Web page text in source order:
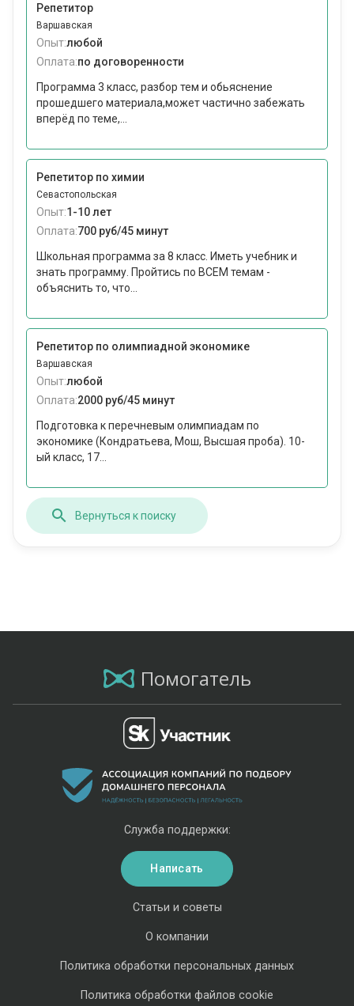
Репетитор
Варшавская
Опыт:любой
Оплата:по договоренности
Программа 3 класс, разбор тем и обьяснение
прошедшего материала,может частично забежать
вперёд по теме,...
Репетитор по химии
Севастопольская
Опыт:1-10 лет
Оплата:700 руб/45 минут
Школьная программа за 8 класс. Иметь учебник и
знать программу. Пройтись по ВСЕМ темам -
объяснить то, что...
Репетитор по олимпиадной экономике
Варшавская
Опыт:любой
Оплата:2000 руб/45 минут
Подготовка к перечневым олимпиадам по
экономике (Кондратьева, Мош, Высшая проба). 10-
ый класс, 17...
Вернуться к поиску
Помогатель
Статьи и советы
О компании
Политика обработки персональных данных
Политика обработки файлов cookie
Служба поддержки:
Написать